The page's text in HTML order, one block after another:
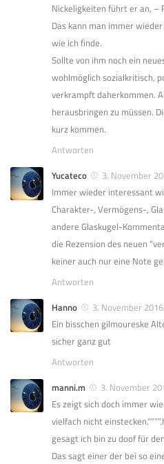
Nickeligkeiten führt er an, –
Das kann man immer
wie ich finde.
Sollte von ihm noch ein
wohlmöglich sozialkritisch,
verkrampft daherkommen.
herausbringen zu müssen.
kurz kommen.
Antworten
Yucateco
3. November
Immer wieder interessant
Charakter-, Vermögens-,
andere Glaskugel-
die Rezension des neuen
keiner auch nur eine Note
Antworten
Hanno
3. November
Ein bisschen gilmoureske
sicher ganz gut
Antworten
manni.m
3. November
Es zeigt sich doch immer
vielfach nicht
gesagt ich bin zu doof für
Das sagt einer der bei so